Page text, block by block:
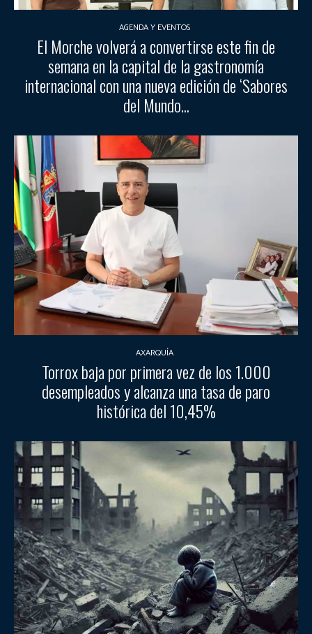
AGENDA Y EVENTOS
El Morche volverá a convertirse este fin de
semana en la capital de la gastronomía
internacional con una nueva edición de ‘Sabores
del Mundo...
AXARQUÍA
Torrox baja por primera vez de los 1.000
desempleados y alcanza una tasa de paro
histórica del 10,45%